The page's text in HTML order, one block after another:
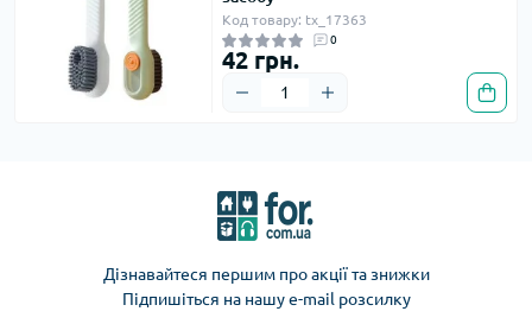
Код товару: tx_17363
0
42 грн.
Дізнавайтеся першим про акції та знижки
Підпишіться на нашу e-mail розсилку